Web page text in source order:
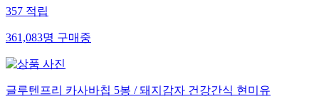
357적립
361,083명구매중
글루텐프리 카사바칩 5봉 / 돼지감자 건강간식 현미유